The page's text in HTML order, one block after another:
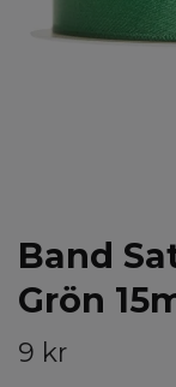
Band
Grön
9 kr